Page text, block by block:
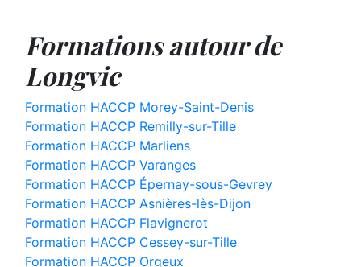
Formations autour de
Longvic
Formation HACCP Morey-Saint-Denis
Formation HACCP Remilly-sur-Tille
Formation HACCP Marliens
Formation HACCP Varanges
Formation HACCP Épernay-sous-Gevrey
Formation HACCP Asnières-lès-Dijon
Formation HACCP Flavignerot
Formation HACCP Cessey-sur-Tille
Formation HACCP Orgeux